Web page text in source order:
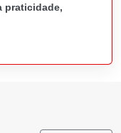
praticidade,